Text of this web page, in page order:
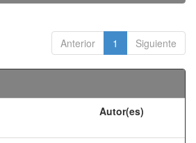
Anterior 1 Siguiente
Autor(es)